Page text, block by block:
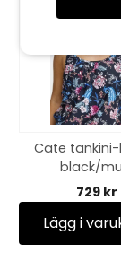
Cate
black/
729 kr
Lägg i